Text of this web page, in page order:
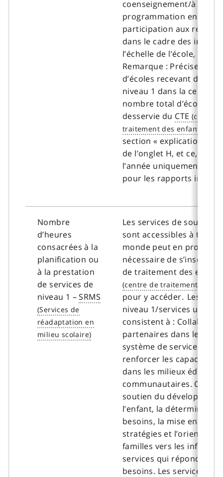
coenseignement/à la
programmation en
participation aux
dans le cadre des
l’échelle de l’école, etc.
Remarque : Précisez le
d’écoles recevant des
niveau 1 dans la cellule
nombre total d’écoles
desservie du CTE
section « explication des
de l’onglet H, et ce, à la
l’année uniquement.
pour les rapports
Nombre
d’heures
consacrées à la
planification ou
à la prestation
de services de
niveau 1 –SRMS
Les services de soutien
sont accessibles à tous
monde peut en profiter.
nécessaire de s’inscrire
de traitement des
pour y accéder. Les
niveau 1/services
consistent à : Collaborer
partenaires dans le
système de services en
renforcer les capacités
dans les milieux
communautaires. Cela
soutien du
l’enfant, la
besoins, la mise en
stratégies et
familles vers les
services qui répondent à
besoins. Les services de